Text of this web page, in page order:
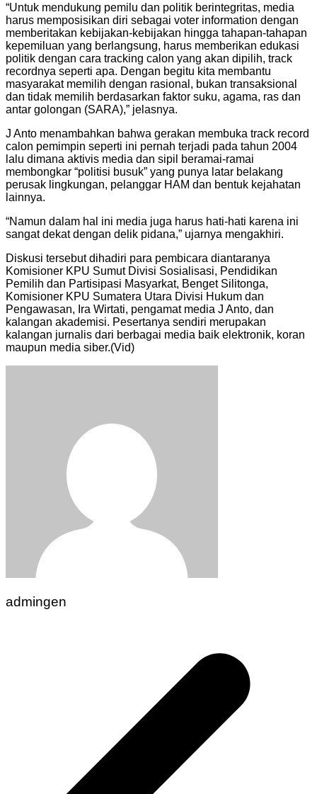
“Untuk mendukung pemilu dan politik berintegritas, media
harus memposisikan diri sebagai voter information dengan
memberitakan kebijakan-kebijakan hingga tahapan-tahapan
kepemiluan yang berlangsung, harus memberikan edukasi
politik dengan cara tracking calon yang akan dipilih, track
recordnya seperti apa. Dengan begitu kita membantu
masyarakat memilih dengan rasional, bukan transaksional
dan tidak memilih berdasarkan faktor suku, agama, ras dan
antar golongan (SARA),” jelasnya.
J Anto menambahkan bahwa gerakan membuka track record
calon pemimpin seperti ini pernah terjadi pada tahun 2004
lalu dimana aktivis media dan sipil beramai-ramai
membongkar “politisi busuk” yang punya latar belakang
perusak lingkungan, pelanggar HAM dan bentuk kejahatan
lainnya.
“Namun dalam hal ini media juga harus hati-hati karena ini
sangat dekat dengan delik pidana,” ujarnya mengakhiri.
Diskusi tersebut dihadiri para pembicara diantaranya
Komisioner KPU Sumut Divisi Sosialisasi, Pendidikan
Pemilih dan Partisipasi Masyarkat, Benget Silitonga,
Komisioner KPU Sumatera Utara Divisi Hukum dan
Pengawasan, Ira Wirtati, pengamat media J Anto, dan
kalangan akademisi. Pesertanya sendiri merupakan
kalangan jurnalis dari berbagai media baik elektronik, koran
maupun media siber.(Vid)
admingen